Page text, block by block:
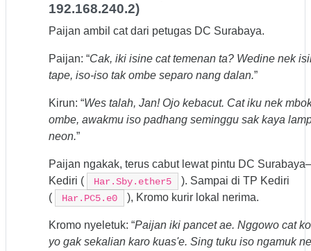
192.168.240.2)
Paijan ambil cat dari petugas DC Surabaya.
Paijan: “Cak, iki isine cat temenan ta? Wedine nek
tape, iso-iso tak ombe separo nang dalan.”
Kirun: “Wes talah, Jan! Ojo kebacut. Cat iku nek
ombe, awakmu iso padhang seminggu sak kaya
neon.”
Paijan ngakak, terus cabut lewat pintu DC Surabaya–
Kediri (
Har.Sby.ether5
). Sampai di TP Kediri
(
Har.PC5.e0 ), Kromo kurir lokal nerima.
Kromo nyeletuk: “Paijan iki pancet ae. Nggowo cat
yo gak sekalian karo kuas'e. Sing tuku iso ngamuk